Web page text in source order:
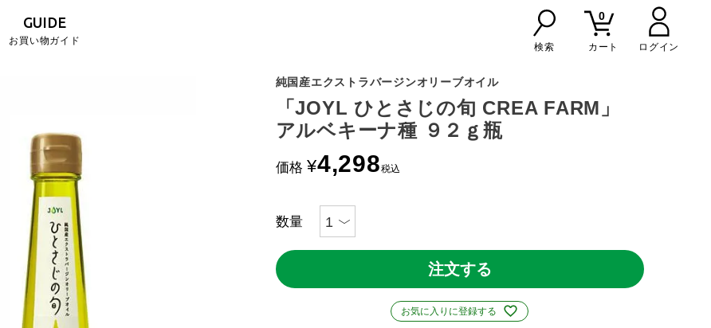
GUIDE
お買い物ガイド
検索
0
カート
純国産エクストラバージンオリーブオイル
「JOYL ひとさじの旬 CREA FARM」
アルベキーナ種 ９２ｇ瓶
価格 ¥4,298税込
注文する
お気に入りに登録する